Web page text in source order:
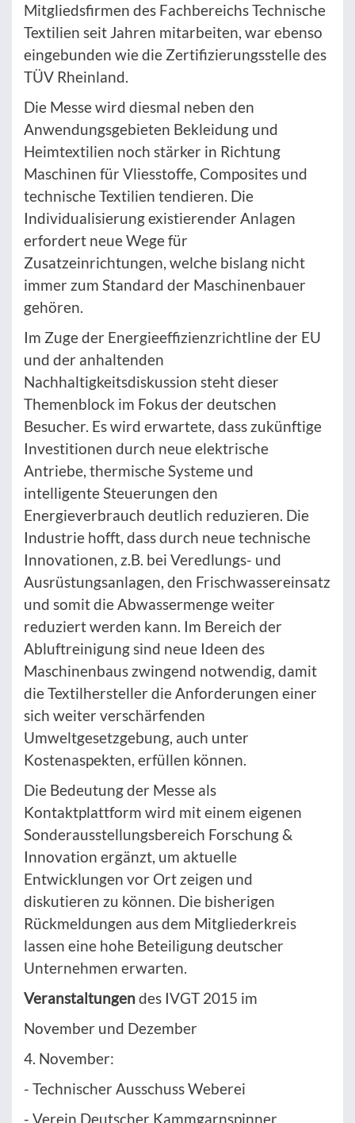
Mitgliedsfirmen des Fachbereichs Technische
Textilien seit Jahren mitarbeiten, war ebenso
eingebunden wie die Zertifizierungsstelle des
TÜV Rheinland.
Die Messe wird diesmal neben den
Anwendungsgebieten Bekleidung und
Heimtextilien noch stärker in Richtung
Maschinen für Vliesstoffe, Composites und
technische Textilien tendieren. Die
Individualisierung existierender Anlagen
erfordert neue Wege für
Zusatzeinrichtungen, welche bislang nicht
immer zum Standard der Maschinenbauer
gehören.
Im Zuge der Energieeffizienzrichtline der EU
und der anhaltenden
Nachhaltigkeitsdiskussion steht dieser
Themenblock im Fokus der deutschen
Besucher. Es wird erwartete, dass zukünftige
Investitionen durch neue elektrische
Antriebe, thermische Systeme und
intelligente Steuerungen den
Energieverbrauch deutlich reduzieren. Die
Industrie hofft, dass durch neue technische
Innovationen, z.B. bei Veredlungs- und
Ausrüstungsanlagen, den Frischwassereinsatz
und somit die Abwassermenge weiter
reduziert werden kann. Im Bereich der
Abluftreinigung sind neue Ideen des
Maschinenbaus zwingend notwendig, damit
die Textilhersteller die Anforderungen einer
sich weiter verschärfenden
Umweltgesetzgebung, auch unter
Kostenaspekten, erfüllen können.
Die Bedeutung der Messe als
Kontaktplattform wird mit einem eigenen
Sonderausstellungsbereich Forschung &
Innovation ergänzt, um aktuelle
Entwicklungen vor Ort zeigen und
diskutieren zu können. Die bisherigen
Rückmeldungen aus dem Mitgliederkreis
lassen eine hohe Beteiligung deutscher
Unternehmen erwarten.
Veranstaltungendes IVGT 2015 im
November und Dezember
4. November:
- Technischer Ausschuss Weberei
- Verein Deutscher Kammgarnspinner